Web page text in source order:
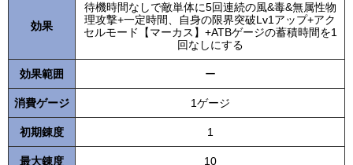
効果
待機時間なしで敵単体に5回連続の風&毒&無属性物
理攻撃+一定時間、自身の限界突破Lv1アップ+アク
セルモード【マーカス】+ATBゲージの蓄積時間を1
回なしにする
効果範囲 ー
消費ゲージ 1ゲージ
初期錬度 1
最大錬度 10